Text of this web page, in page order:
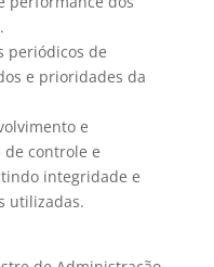
periódicos de
e prioridades da
e
de controle e
integridade e
utilizadas.